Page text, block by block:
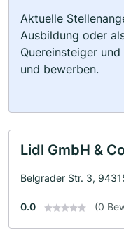
Aktuelle
Ausbildung oder
Quereinsteiger
und bewerben.
Lidl GmbH &
Belgrader Str. 3,
0.0 (0